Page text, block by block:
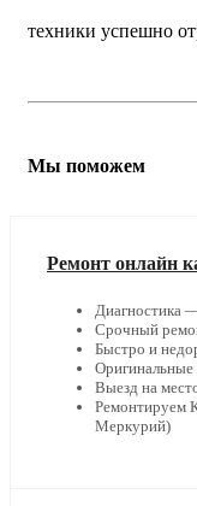
техники успешно
Мы поможем
Ремонт онлайн
Диагностика
Срочный
Быстро и
Оригинальные
Выезд на
Ремонтируем
Меркурий)